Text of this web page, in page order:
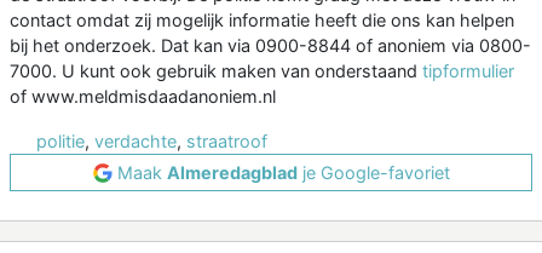
contact omdat zij mogelijk informatie heeft die ons kan helpen
bij het onderzoek. Dat kan via 0900-8844 of anoniem via 0800-
7000. U kunt ook gebruik maken van onderstaand tipformulier
of www.meldmisdaadanoniem.nl
politie, verdachte, straatroof
Maak Almeredagbladje Google-favoriet